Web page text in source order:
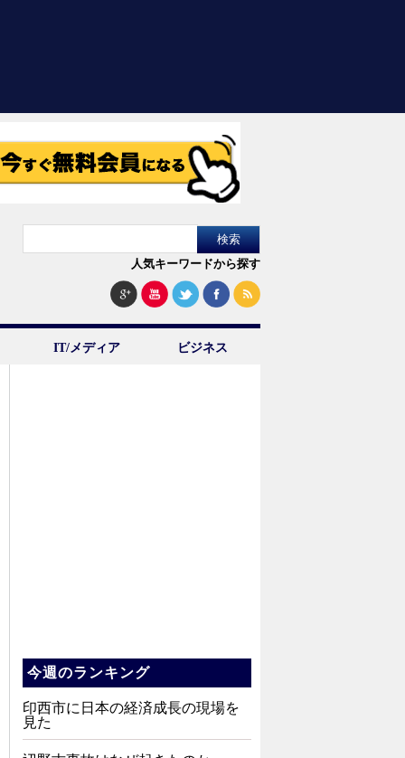
人気キーワードから探す
IT/メディア ビジネス
今週のランキング
印西市に日本の経済成長の現場を
見た